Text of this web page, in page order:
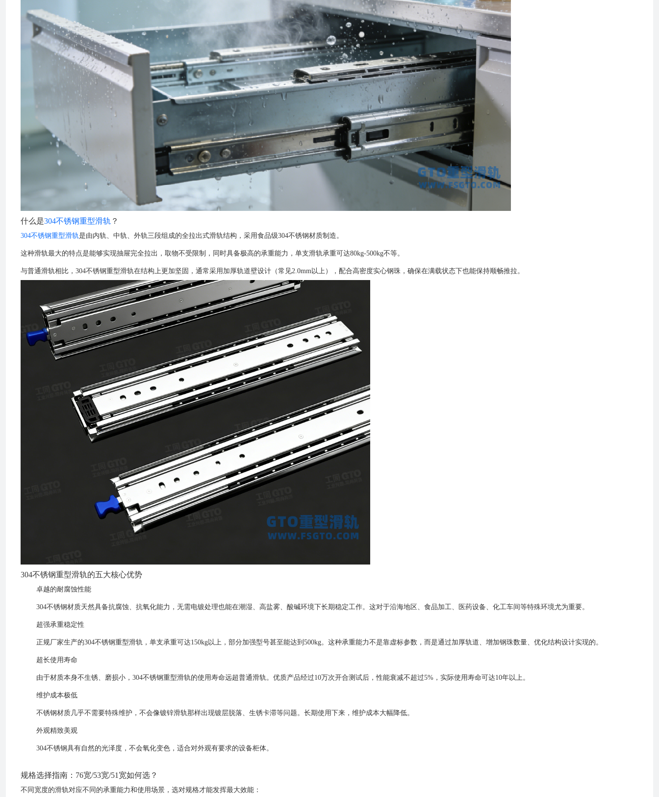
什么是304不锈钢重型滑轨 ？
304不锈钢重型滑轨是由内轨、中轨、外轨三段组成的全拉出式滑轨结构，采用食品级304不锈钢材质制造。
这种滑轨最大的特点是能够实现抽屉完全拉出，取物不受限制，同时具备极高的承重能力，单支滑轨承重可达80kg-500kg不等。
与普通滑轨相比，304不锈钢重型滑轨在结构上更加坚固，通常采用加厚轨道壁设计（常见2.0mm以上），配合高密度实心钢珠，确保在满载状态下也能保持顺畅推拉。
304不锈钢重型滑轨的五大核心优势
卓越的耐腐蚀性能
304不锈钢材质天然具备抗腐蚀、抗氧化能力，无需电镀处理也能在潮湿、高盐雾、酸碱环境下长期稳定工作。这对于沿海地区、食品加工、医药设备、化工车间等特殊环境尤为重要。
超强承重稳定性
正规厂家生产的304不锈钢重型滑轨，单支承重可达150kg以上，部分加强型号甚至能达到500kg。这种承重能力不是靠虚标参数，而是通过加厚轨道、增加钢珠数量、优化结构设计实现的。
超长使用寿命
由于材质本身不生锈、磨损小，304不锈钢重型滑轨的使用寿命远超普通滑轨。优质产品经过10万次开合测试后，性能衰减不超过5%，实际使用寿命可达10年以上。
维护成本极低
不锈钢材质几乎不需要特殊维护，不会像镀锌滑轨那样出现镀层脱落、生锈卡滞等问题。长期使用下来，维护成本大幅降低。
外观精致美观
304不锈钢具有自然的光泽度，不会氧化变色，适合对外观有要求的设备柜体。
规格选择指南：76宽/53宽/51宽如何选？
不同宽度的滑轨对应不同的承重能力和使用场景，选对规格才能发挥最大效能：